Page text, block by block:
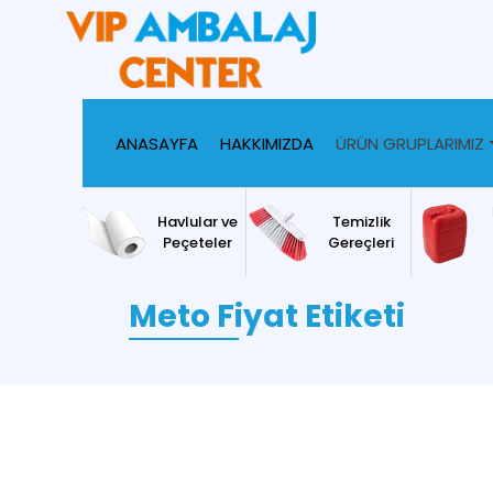
ANASAYFA HAKKIMIZDA ÜRÜN GRUPLARIMIZ
Havlular ve
Peçeteler
Temizlik
Gereçleri
Meto Fiyat Etiketi